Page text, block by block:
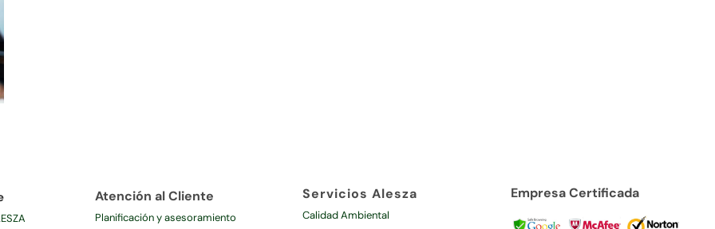
Atención al Cliente
Planificación y asesoramiento
Servicios Alesza
Calidad Ambiental
Empresa Certificada